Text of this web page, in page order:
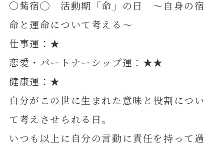
〇觜宿◯ 活動期「命」の日 ～自身の宿
命と運命について考える～
仕事運：★
恋愛・パートナーシップ運：★★
健康運：★
自分がこの世に生まれた意味と役割につい
て考えさせられる日。
いつも以上に自分の言動に責任を持って過